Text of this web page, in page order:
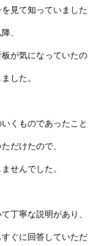
見て知っていました
、
が気になっていたの
した。
くものであったこと
だけたので、
せんでした。
丁寧な説明があり、
ぐに回答していただ